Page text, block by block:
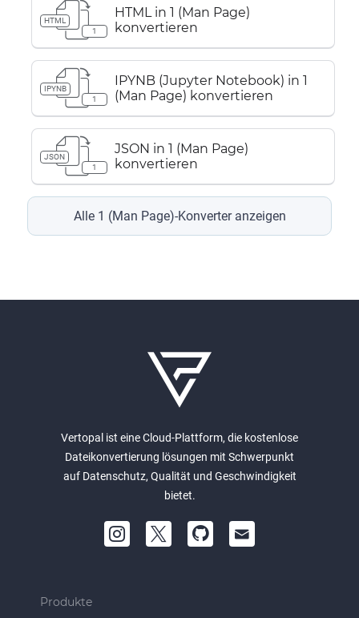
HTML
1
HTML in 1 (Man Page)
konvertieren
IPYNB
1
IPYNB (Jupyter Notebook) in 1
(Man Page) konvertieren
JSON
1
JSON in 1 (Man Page)
konvertieren
Alle 1 (Man Page)-Konverter anzeigen
Vertopal ist eine Cloud-Plattform, die kostenlose
Dateikonvertierung lösungen mit Schwerpunkt
auf Datenschutz, Qualität und Geschwindigkeit
bietet.
Produkte